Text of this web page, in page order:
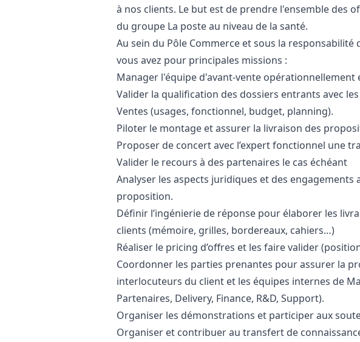
à nos clients. Le but est de prendre l'ensemble des
du groupe La poste au niveau de la santé.
Au sein du Pôle Commerce et sous la responsabilité
vous avez pour principales missions :
Manager l'équipe d'avant-vente
Valider la qualification des dossiers entrants avec
Ventes (usages, fonctionnel, budget, planning).
Piloter le montage et assurer la livraison des
Proposer de concert avec l’expert fonctionnel une
Valider le recours à des partenaires le cas échéant
Analyser les aspects juridiques et des engagements
proposition.
Définir l’ingénierie de réponse pour élaborer les
clients (mémoire, grilles, bordereaux, cahiers…)
Réaliser le pricing d’offres et les faire valider
Coordonner les parties prenantes pour assurer la
interlocuteurs du client et les équipes internes de
Partenaires, Delivery, Finance, R&D, Support).
Organiser les démonstrations et participer aux
Organiser et contribuer au transfert de